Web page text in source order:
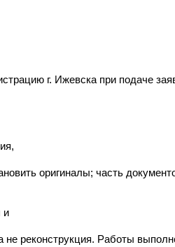
г. Ижевска при подаче
оригиналы; часть
и
не реконструкция. Работы